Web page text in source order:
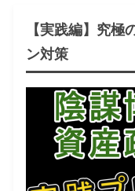
【実践編】究極
ン対策